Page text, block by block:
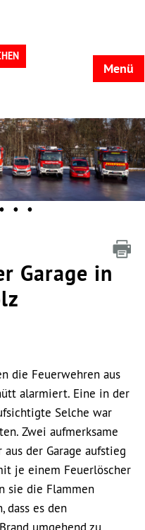
Menü
Garage in
die Feuerwehren aus
alarmiert. Eine in der
Selche war
Zwei aufmerksame
aus der Garage aufstieg
je einem Feuerlöscher
sie die Flammen
dass es den